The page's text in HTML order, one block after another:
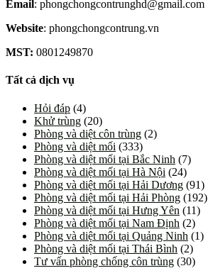
Email: phongchongcontrunghd@gmail.com
Website: phongchongcontrung.vn
MST: 0801249870
Tất cả dịch vụ
Hỏi đáp (4)
Khử trùng (20)
Phòng và diệt côn trùng (2)
Phòng và diệt mối (333)
Phòng và diệt mối tại Bắc Ninh (7)
Phòng và diệt mối tại Hà Nội (24)
Phòng và diệt mối tại Hải Dương (91)
Phòng và diệt mối tại Hải Phòng (192)
Phòng và diệt mối tại Hưng Yên (11)
Phòng và diệt mối tại Nam Định (2)
Phòng và diệt mối tại Quảng Ninh (1)
Phòng và diệt mối tại Thái Bình (2)
Tư vấn phòng chống côn trùng (30)